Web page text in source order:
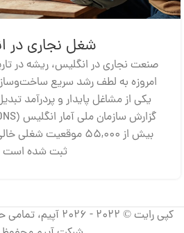
شغل نجاری در
صنعت نجاری در انگلیس، ریشه در
امروزه به لطف رشد سریع ساخت‌وساز
یکی از مشاغل پایدار و پردرآمد
بیش از ۵۵,۰۰۰ موقعیت
ثبت شده است
کپی رایت © 2022 -